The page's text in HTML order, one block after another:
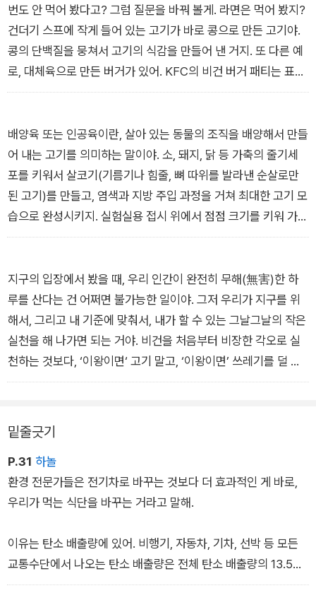
무 가혹한 일이야.
_<우리가 몰랐던 치킨의 기구한 일생>
번도 안 먹어 봤다고? 그럼 질문을 바꿔 볼게. 라면은 먹어 봤지?
건더기 스프에 작게 들어 있는 고기가 바로 콩으로 만든 고기야.
콩의 단백질을 뭉쳐서 고기의 식감을 만들어 낸 거지. 또 다른 예
로, 대체육으로 만든 버거가 있어. KFC의 비건 버거 패티는 표고
버섯으로 대체육을 만들었고, 롯데리아는 밀과 콩으로 대체육을
_<퍽퍽한 콩고기는 가라! “비건 버거 주세요!”>
배양육 또는 인공육이란, 살아 있는 동물의 조직을 배양해서 만들
어 내는 고기를 의미하는 말이야. 소, 돼지, 닭 등 가축의 줄기세
포를 키워서 살코기(기름기나 힘줄, 뼈 따위를 발라낸 순살로만
된 고기)를 만들고, 염색과 지방 주입 과정을 거쳐 최대한 고기 모
습으로 완성시키지. 실험실용 접시 위에서 점점 크기를 키워 가고
있는 붉은색 고기를 상상하면, 딱 그 모습이야. 공상과학 영화나
아?
_<세상에서 가장 비싼 햄버거, 3억 6000만 원>
지구의 입장에서 봤을 때, 우리 인간이 완전히 무해(無害)한 하
루를 산다는 건 어쩌면 불가능한 일이야. 그저 우리가 지구를 위
해서, 그리고 내 기준에 맞춰서, 내가 할 수 있는 그날그날의 작은
실천을 해 나가면 되는 거야. 비건을 처음부터 비장한 각오로 실
천하는 것보다, ‘이왕이면‘ 고기 말고, ‘이왕이면’ 쓰레기를 덜 남
기고, ‘이왕이면’ 탄소 배출을 줄이는 쪽을 선택하자는 생각을 가
가볍게 시작했어. 내가 할 수 있는 선에서 하나씩, 한 걸음씩. ‘이
왕이면’ 정신으로!
_<에필로그: 어느 청소년과의 대화>
밑줄긋기
P.31 하놀
환경 전문가들은 전기차로 바꾸는 것보다 더 효과적인 게 바로,
우리가 먹는 식단을 바꾸는 거라고 말해.
이유는 탄소 배출량에 있어. 비행기, 자동차, 기차, 선박 등 모든
교통수단에서 나오는 탄소 배출량은 전체 탄소 배출량의 13.5퍼
센트 정도야. 근데 축산업으로 인한 탄소 배출량은 그보다 더 많